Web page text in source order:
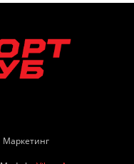
Маркетинг